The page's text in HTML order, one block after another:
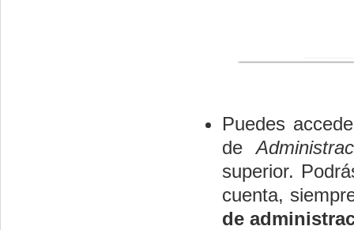
Puedes
de
superior.
cuenta,
de